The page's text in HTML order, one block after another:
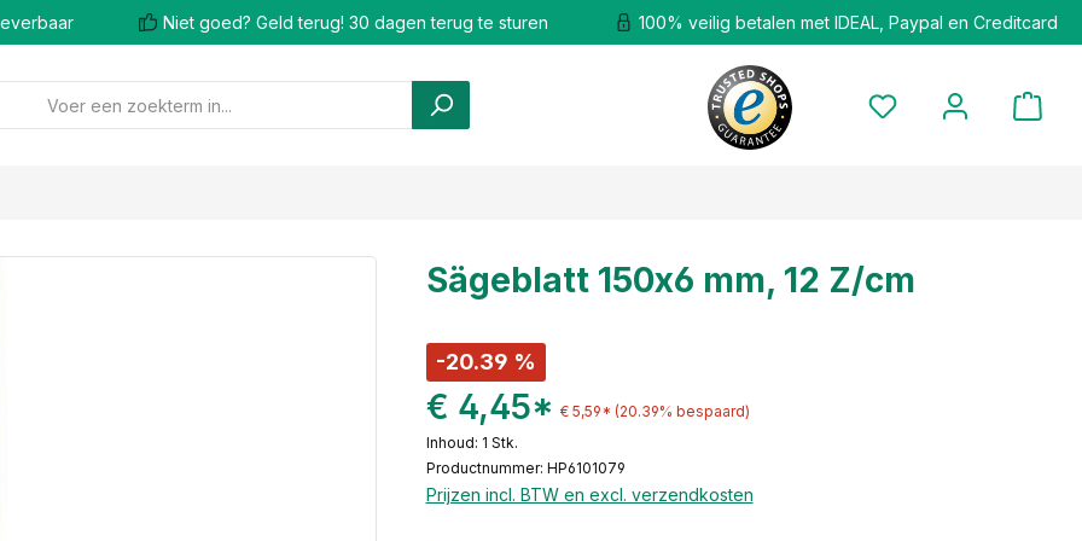
Niet goed? Geld terug! 30 dagen terug te sturen 100% veilig betalen met IDEAL, Paypal en Creditcard
Sägeblatt 150x6 mm, 12 Z/cm
-20.39 %
€ 4,45* € 5,59* (20.39% bespaard)
Inhoud: 1 Stk.
Productnummer: HP6101079
Prijzen incl. BTW en excl. verzendkosten